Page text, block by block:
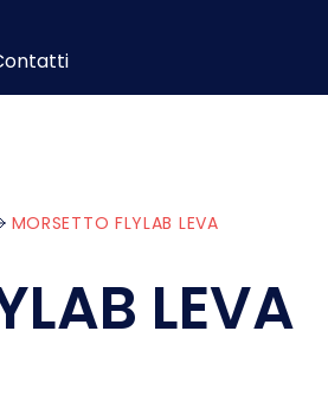
MORSETTO FLYLAB LEVA
LEVA